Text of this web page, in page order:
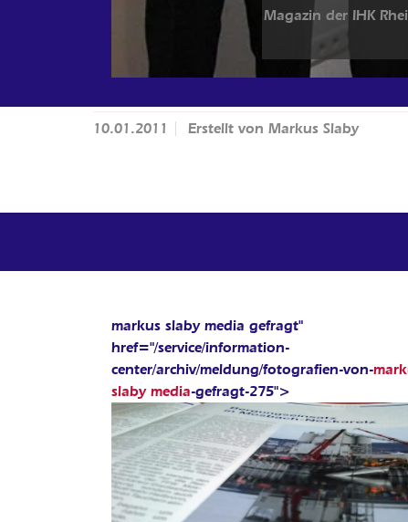
Magazin der IHK
10.01.2011 Erstellt von Markus Slaby
markus slaby media gefragt"
href="/service/information-
center/archiv/meldung/fotografien-von-
slaby media-gefragt-275">